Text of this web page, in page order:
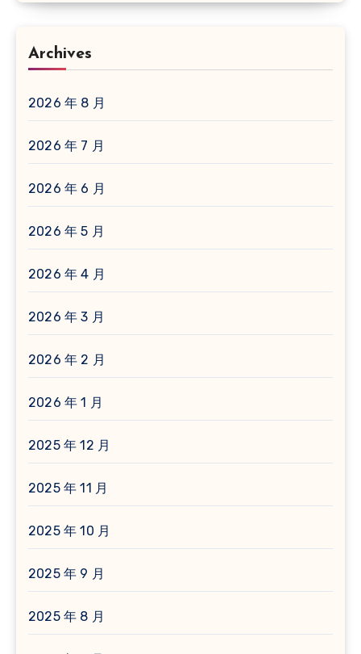
Archives
2026 年 8 月
2026 年 7 月
2026 年 6 月
2026 年 5 月
2026 年 4 月
2026 年 3 月
2026 年 2 月
2026 年 1 月
2025 年 12 月
2025 年 11 月
2025 年 10 月
2025 年 9 月
2025 年 8 月